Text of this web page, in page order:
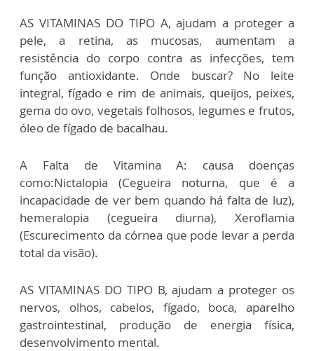
AS VITAMINAS DO TIPO A, ajudam a proteger a
pele, a retina, as mucosas, aumentam a
resistência do corpo contra as infecções, tem
função antioxidante. Onde buscar? No leite
integral, fígado e rim de animais, queijos, peixes,
gema do ovo, vegetais folhosos, legumes e frutos,
óleo de fígado de bacalhau.
A Falta de Vitamina A: causa doenças
como:Nictalopia (Cegueira noturna, que é a
incapacidade de ver bem quando há falta de luz),
hemeralopia (cegueira diurna), Xeroflamia
(Escurecimento da córnea que pode levar a perda
total da visão).
AS VITAMINAS DO TIPO B, ajudam a proteger os
nervos, olhos, cabelos, fígado, boca, aparelho
gastrointestinal, produção de energia física,
desenvolvimento mental.